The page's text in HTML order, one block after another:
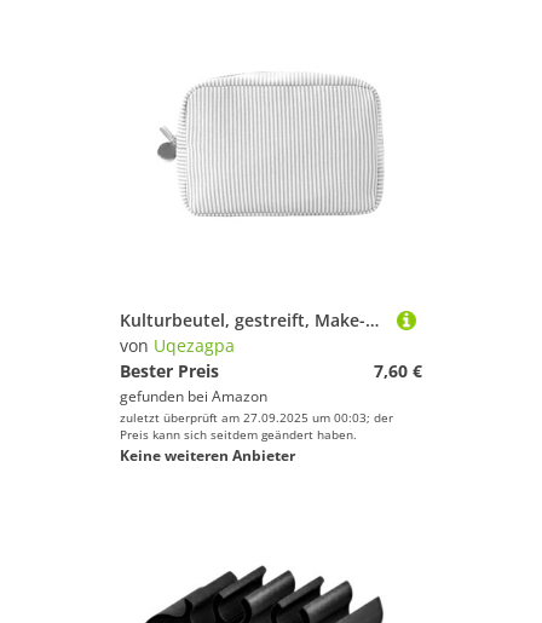
Kulturbeutel, gestreift, Make-up, Reisen, Kosmetik, ästhetische Aufbewahrung, schönes Pinseletui für Damen, Mädchen, gestreift, Reise-Kulturbeutel, Make-up, schöne Bürste, Schwarz , Mass Beauty
von Uqezagpa
Bester Preis
7,60 €
gefunden bei Amazon
zuletzt überprüft am 27.09.2025 um 00:03; der
Preis kann sich seitdem geändert haben.
Keine weiteren Anbieter